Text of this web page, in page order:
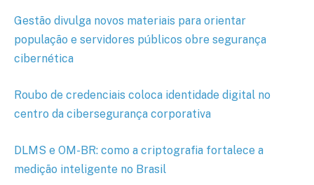
Gestão divulga novos materiais para orientar
população e servidores públicos obre segurança
cibernética
Roubo de credenciais coloca identidade digital no
centro da cibersegurança corporativa
DLMS e OM-BR: como a criptografia fortalece a
medição inteligente no Brasil